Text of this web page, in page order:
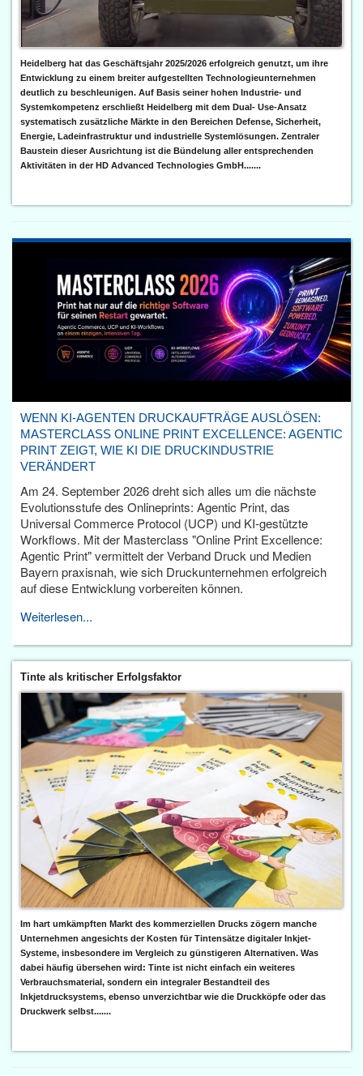
Heidelberg hat das Geschäftsjahr 2025/2026 erfolgreich genutzt, um ihre
Entwicklung zu einem breiter aufgestellten Technologieunternehmen
deutlich zu beschleunigen. Auf Basis seiner hohen Industrie- und
Systemkompetenz erschließt Heidelberg mit dem Dual- Use-Ansatz
systematisch zusätzliche Märkte in den Bereichen Defense, Sicherheit,
Energie, Ladeinfrastruktur und industrielle Systemlösungen. Zentraler
Baustein dieser Ausrichtung ist die Bündelung aller entsprechenden
Aktivitäten in der HD Advanced Technologies GmbH.......
WENN KI-AGENTEN DRUCKAUFTRÄGE AUSLÖSEN:
MASTERCLASS ONLINE PRINT EXCELLENCE: AGENTIC
PRINT ZEIGT, WIE KI DIE DRUCKINDUSTRIE
VERÄNDERT
Am 24. September 2026 dreht sich alles um die nächste
Evolutionsstufe des Onlineprints: Agentic Print, das
Universal Commerce Protocol (UCP) und KI-gestützte
Workflows. Mit der Masterclass "Online Print Excellence:
Agentic Print" vermittelt der Verband Druck und Medien
Bayern praxisnah, wie sich Druckunternehmen erfolgreich
auf diese Entwicklung vorbereiten können.
Weiterlesen...
Tinte als kritischer Erfolgsfaktor
Im hart umkämpften Markt des kommerziellen Drucks zögern manche
Unternehmen angesichts der Kosten für Tintensätze digitaler Inkjet-
Systeme, insbesondere im Vergleich zu günstigeren Alternativen. Was
dabei häufig übersehen wird: Tinte ist nicht einfach ein weiteres
Verbrauchsmaterial, sondern ein integraler Bestandteil des
Inkjetdrucksystems, ebenso unverzichtbar wie die Druckköpfe oder das
Druckwerk selbst.......